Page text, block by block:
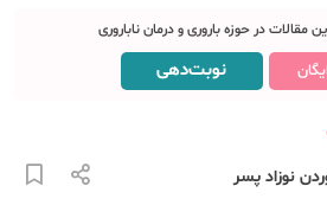
مقالات در حوزه باروری و درمان ناباروری
نوبت‌دهی
نوزاد پسر